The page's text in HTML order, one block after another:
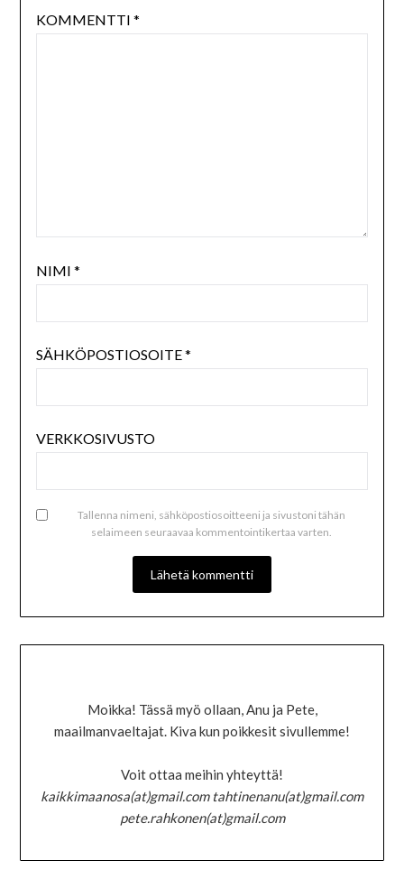
KOMMENTTI *
NIMI *
SÄHKÖPOSTIOSOITE*
VERKKOSIVUSTO
Tallenna nimeni, sähköpostiosoitteeni ja sivustoni tähän
selaimeen seuraavaa kommentointikertaa varten.
Moikka! Tässä myö ollaan, Anu ja Pete,
maailmanvaeltajat. Kiva kun poikkesit sivullemme!
Voit ottaa meihin yhteyttä!
kaikkimaanosa(at)gmail.com tahtinenanu(at)gmail.com
pete.rahkonen(at)gmail.com